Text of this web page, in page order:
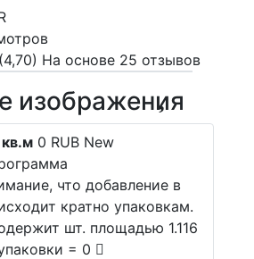
(4,70) На основе 25 отзывов
изображения
0 RUB New
что добавление в
кратно упаковкам.
шт. площадью 1.116
= 0